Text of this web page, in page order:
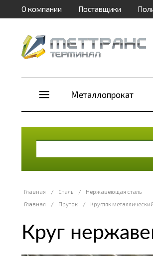
О компании Поставщики
Металлопрокат
Главная / Сталь /
Нержавеющая сталь
Главная
/ Пруток / Кругляк металлический
Круг